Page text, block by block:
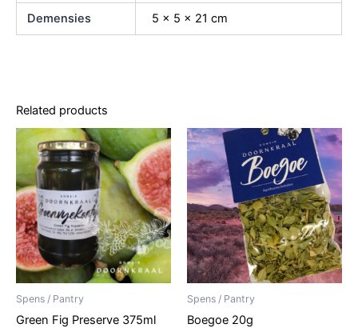
Demensies 5 × 5 × 21 cm
Related products
Spens / Pantry
Green Fig Preserve 375ml
Spens / Pantry
Boegoe 20g